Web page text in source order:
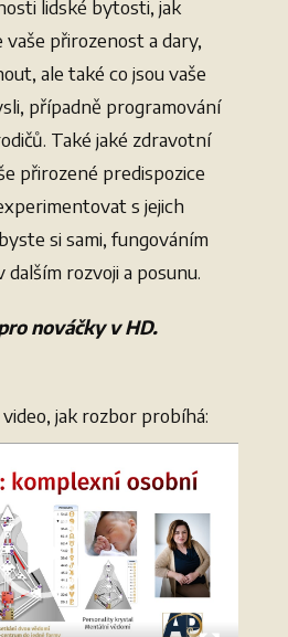
lidské bytosti, jak
vaše přirozenost a dary,
ale také co jsou vaše
případně programování
Také jaké zdravotní
přirozené predispozice
s jejich
si sami, fungováním
rozvoji a posunu.
nováčky v HD.
jak rozbor probíhá: